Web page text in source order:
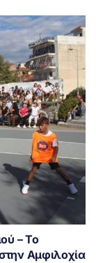
– Το
Αμφιλοχία